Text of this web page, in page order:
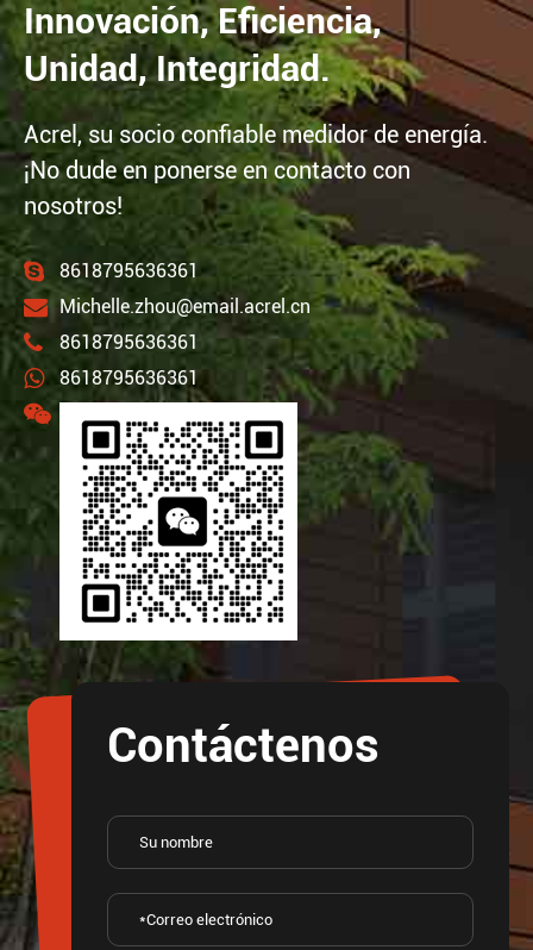
Innovación, Eficiencia,
Unidad, Integridad.
Acrel, su socio confiable medidor de energía.
¡No dude en ponerse en contacto con
nosotros!
8618795636361
Michelle.zhou@email.acrel.cn
8618795636361
8618795636361
Contáctenos